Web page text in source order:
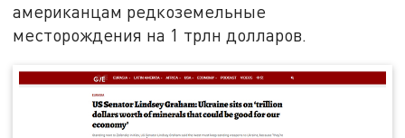
американцам редкоземельные
месторождения на 1 трлн долларов.